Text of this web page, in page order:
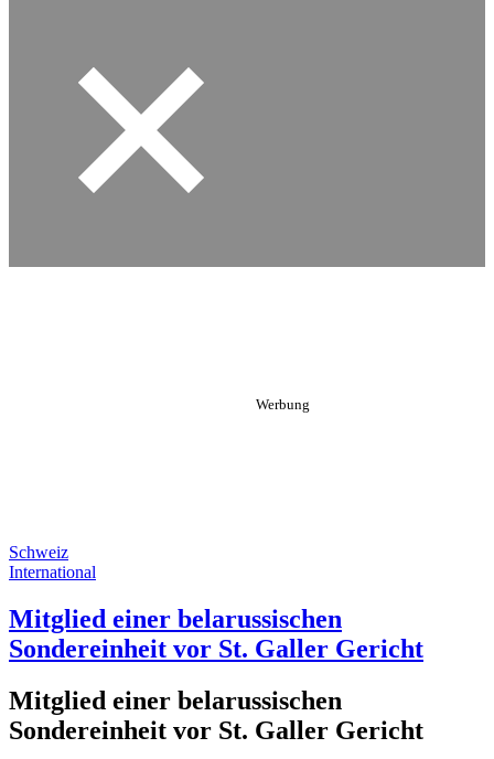
Schweiz
International
Mitglied einer belarussischen
Sondereinheit vor St. Galler Gericht
Mitglied einer belarussischen
Sondereinheit vor St. Galler Gericht